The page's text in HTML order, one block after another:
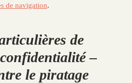
de navigation.
de
–
le piratage